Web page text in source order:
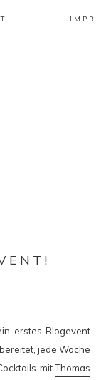
erstes Blogevent
jede Woche
mitThomas